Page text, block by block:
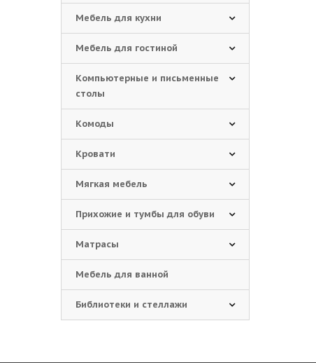
Мебель для кухни
Мебель для гостиной
Компьютерные и письменные
столы
Комоды
Кровати
Мягкая мебель
Прихожие и тумбы для обуви
Матрасы
Мебель для ванной
Библиотеки и стеллажи